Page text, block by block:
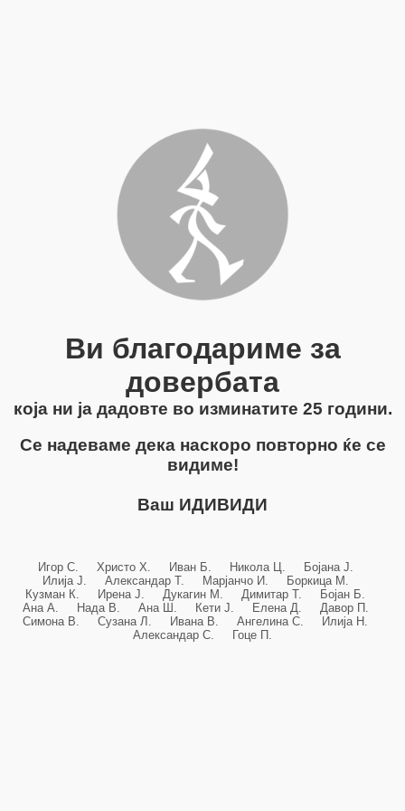
Ви благодариме за
довербата
која ни ја дадовте во изминатите 25 години.
Се надеваме дека наскоро повторно ќе се
видиме!
Ваш ИДИВИДИ
Игор С. Христо Х. Иван Б. Никола Ц. Бојана Ј.
Илија Ј. Александар Т. Марјанчо И. Боркица М.
Кузман К. Ирена Ј. Дукагин М. Димитар Т. Бојан Б.
Ана А. Нада В. Ана Ш. Кети Ј. Елена Д. Давор П.
Симона В. Сузана Л. Ивана В. Ангелина С. Илија Н.
Александар С. Гоце П.